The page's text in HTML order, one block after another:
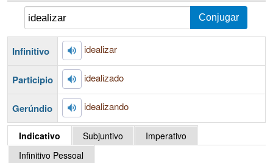
Infinitivo idealizar
Participio idealizado
Gerúndio idealizando
Indicativo Subjuntivo
Imperativo
Infinitivo Pessoal